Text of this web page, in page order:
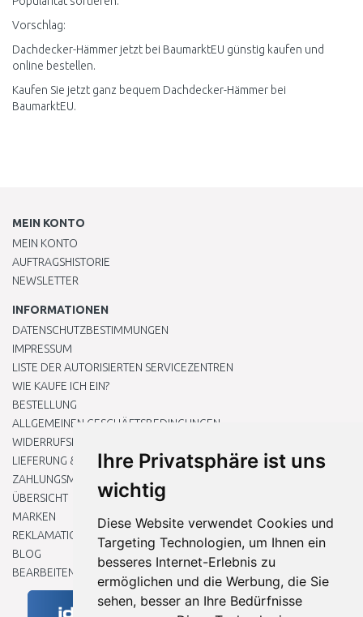
Ihre Privatsphäre ist uns
wichtig
Diese Website verwendet Cookies und
Targeting Technologien, um Ihnen ein
besseres Internet-Erlebnis zu
ermöglichen und die Werbung, die Sie
sehen, besser an Ihre Bedürfnisse
Vorschlag:
Dachdecker-Hämmer jetzt bei BaumarktEU günstig kaufen und
online bestellen.
Kaufen Sie jetzt ganz bequem Dachdecker-Hämmer bei
BaumarktEU.
MEIN KONTO
MEIN KONTO
AUFTRAGSHISTORIE
NEWSLETTER
INFORMATIONEN
DATENSCHUTZBESTIMMUNGEN
IMPRESSUM
LISTE DER AUTORISIERTEN SERVICEZENTREN
WIE KAUFE ICH EIN?
BESTELLUNG
ALLGEMEINEN GESCHÄFTSBEDINGUNGEN
WIDERRUFSRECHT
LIEFERUNG & ZAHLUNG
ZAHLUNGSMETHODEN
ÜBERSICHT
MARKEN
REKLAMATIONEN UND RETOUREN
BLOG
BEARBEITEN SIE MEINE COOKIE-EINSTELLUNGEN